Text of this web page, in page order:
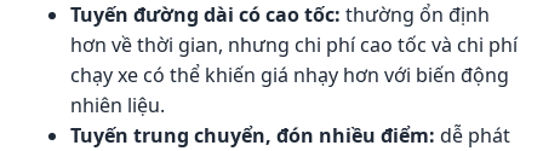
Tuyến đường dài có cao tốc: thường ổn định
hơn về thời gian, nhưng chi phí cao tốc và chi phí
chạy xe có thể khiến giá nhạy hơn với biến động
nhiên liệu.
Tuyến trung chuyển, đón nhiều điểm: dễ phát